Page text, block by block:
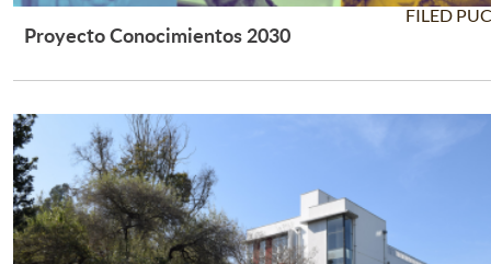
Proyecto Conocimientos 2030
FILED